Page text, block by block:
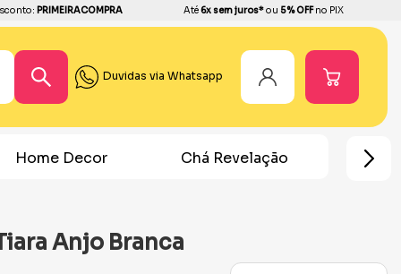
PRIMEIRACOMPRA Até6x sem juros*ou 5% OFFno PIX
Duvidas via Whatsapp
Home Decor Chá Revelação Festa
Anjo Branca